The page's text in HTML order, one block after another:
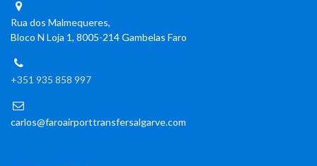
Rua dos Malmequeres,
Bloco N Loja 1, 8005-214 Gambelas Faro
+351 935 858 997
carlos@faroairporttransfersalgarve.com